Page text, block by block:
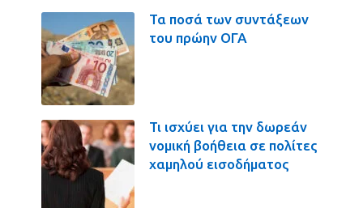
Τα ποσά των συντάξεων
του πρώην ΟΓΑ
Τι ισχύει για την δωρεάν
νομική βοήθεια σε πολίτες
χαμηλού εισοδήματος